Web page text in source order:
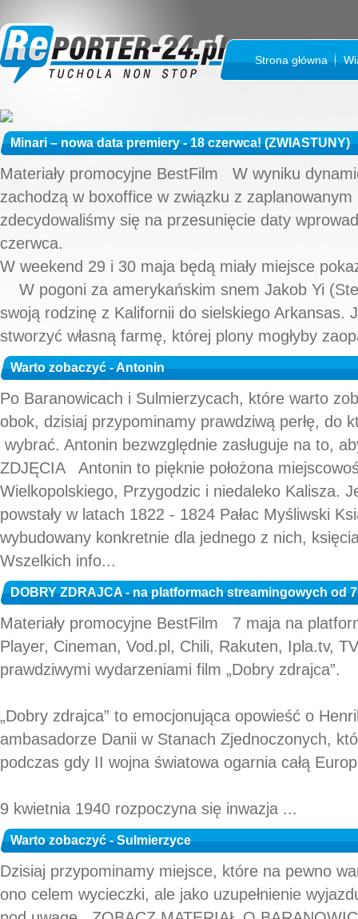
Strona główna
Minari – nowa data premiery - 18 czerwca! (ZWIASTUNY)
Materiały promocyjne BestFilm W wyniku
zachodzą w boxoffice w związku z
zdecydowaliśmy się na przesunięcie daty
czerwca.
W weekend 29 i 30 maja będą miały miejsce
W pogoni za amerykańskim snem Jakob Yi
swoją rodzinę z Kalifornii do sielskiego Arkansas.
stworzyć własną farmę, której plony mogłyby
Warto zobaczyć - Antonin
Po Baranowicach i Sulmierzycach, które warto
obok, dzisiaj przypominamy prawdziwą perłę, do
wybrać. Antonin bezwzględnie zasługuje na to,
ZDJĘCIA Antonin to pięknie położona
Wielkopolskiego, Przygodzic i niedaleko Kalisza.
powstały w latach 1822 - 1824 Pałac Myśliwski
wybudowany konkretnie dla jednego z nich, księcia
Wszelkich info...
DOBRY ZDRAJCA - na platformach streamingowych od
Materiały promocyjne BestFilm 7 maja na
Player, Cineman, Vod.pl, Chili, Rakuten, Ipla.tv,
prawdziwymi wydarzeniami film „Dobry zdrajca”.
„Dobry zdrajca” to emocjonująca opowieść o
ambasadorze Danii w Stanach Zjednoczonych,
podczas gdy II wojna światowa ogarnia całą
9 kwietnia 1940 rozpoczyna się inwazja ...
Warto zobaczyć - Sulmierzyce
Dzisiaj przypominamy miejsce, które na pewno
ono celem wycieczki, ale jako uzupełnienie